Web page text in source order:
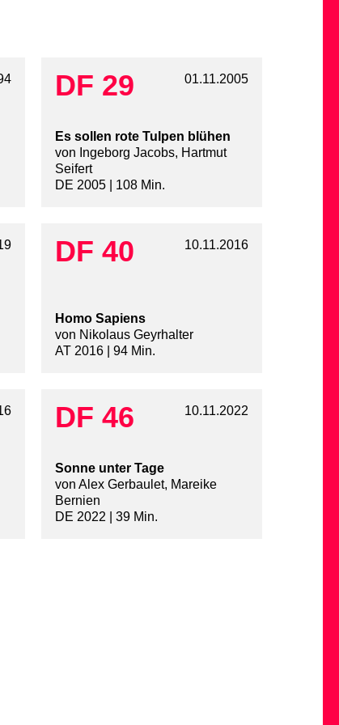
DF 29 01.11.2005
Es sollen rote Tulpen blühen
von Ingeborg Jacobs, Hartmut
Seifert
DE 2005 | 108 Min.
DF 40 10.11.2016
Homo Sapiens
von Nikolaus Geyrhalter
AT 2016 | 94 Min.
DF 46 10.11.2022
Sonne unter Tage
von Alex Gerbaulet, Mareike
Bernien
DE 2022 | 39 Min.